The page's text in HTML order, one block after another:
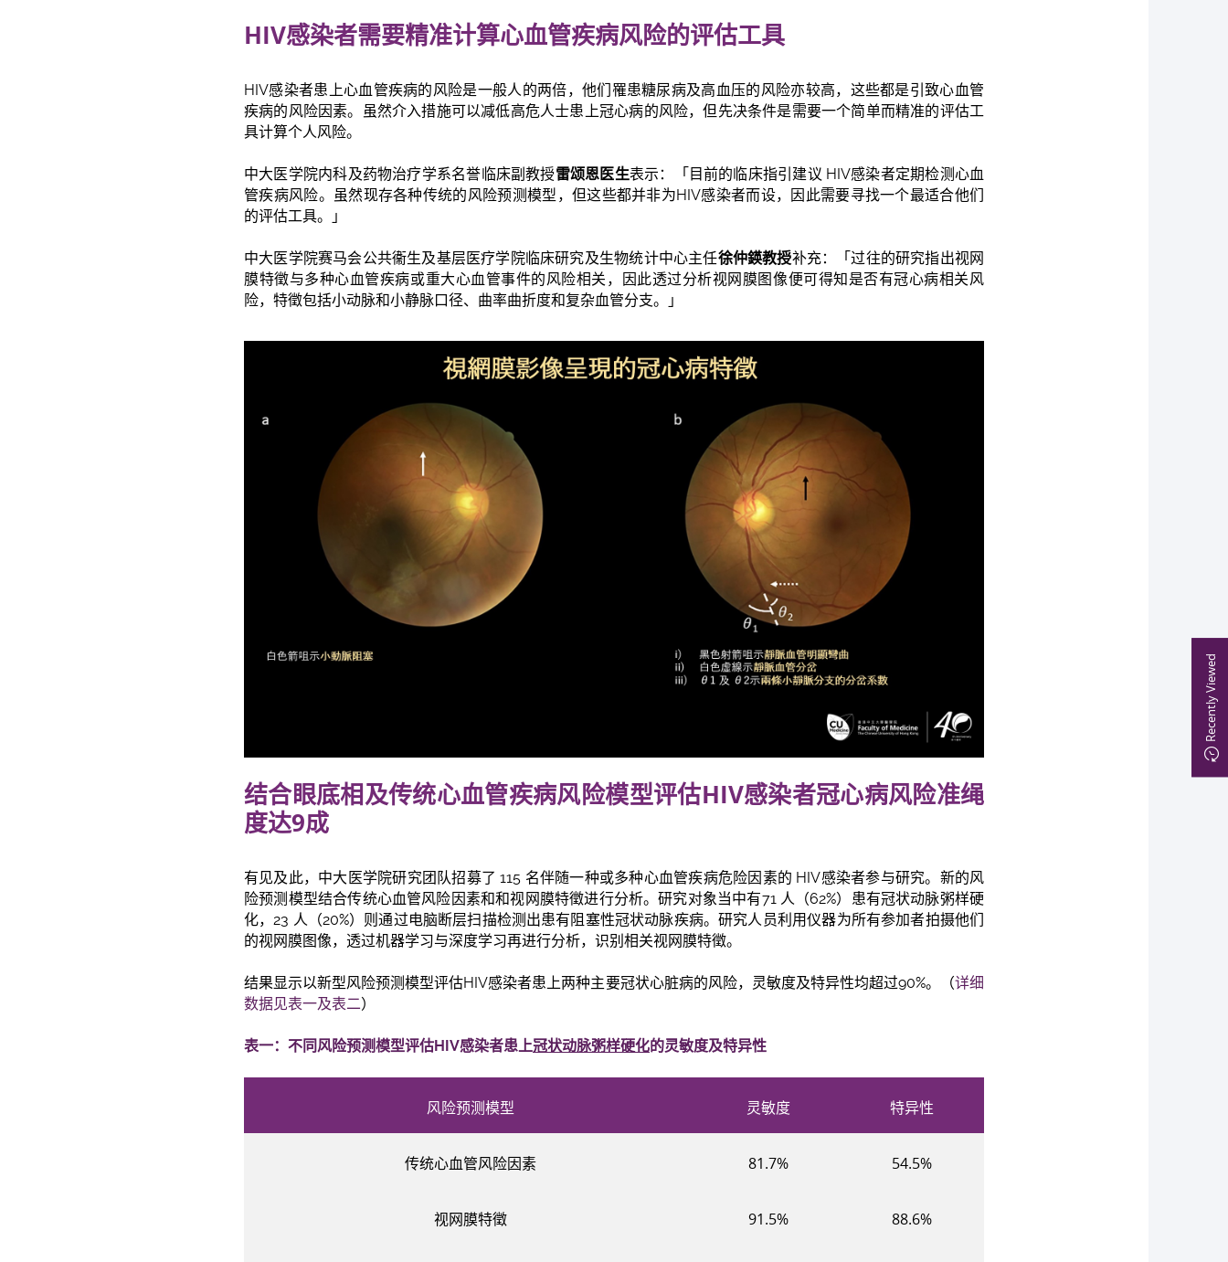
Recently Viewed
HIV感染者需要精准计算心血管疾病风险的评估工具
HIV感染者患上心血管疾病的风险是一般人的两倍，他们罹患糖尿病及高血压的风险亦较高，这些都是引致心血管
疾病的风险因素。虽然介入措施可以减低高危人士患上冠心病的风险，但先决条件是需要一个简单而精准的评估工
具计算个人风险。
中大医学院内科及药物治疗学系名誉临床副教授雷颂恩医生表示：「目前的临床指引建议 HIV感染者定期检测心血
管疾病风险。虽然现存各种传统的风险预测模型，但这些都并非为HIV感染者而设，因此需要寻找一个最适合他们
的评估工具。」
中大医学院赛马会公共衞生及基层医疗学院临床研究及生物统计中心主任徐仲鍈教授补充：「过往的研究指出视网
膜特徵与多种心血管疾病或重大心血管事件的风险相关，因此透过分析视网膜图像便可得知是否有冠心病相关风
险，特徵包括小动脉和小静脉口径、曲率曲折度和复杂血管分支。」
结合眼底相及传统心血管疾病风险模型评估HIV感染者冠心病风险准绳
度达9成
有见及此，中大医学院研究团队招募了 115 名伴随一种或多种心血管疾病危险因素的 HIV感染者参与研究。新的风
险预测模型结合传统心血管风险因素和和视网膜特徵进行分析。研究对象当中有71 人（62%）患有冠状动脉粥样硬
化，23 人（20%）则通过电脑断层扫描检测出患有阻塞性冠状动脉疾病。研究人员利用仪器为所有参加者拍摄他们
的视网膜图像，透过机器学习与深度学习再进行分析，识别相关视网膜特徵。
结果显示以新型风险预测模型评估HIV感染者患上两种主要冠状心脏病的风险，灵敏度及特异性均超过90%。（详细
数据见表一及表二）
表一：不同风险预测模型评估HIV感染者患上冠状动脉粥样硬化的灵敏度及特异性
风险预测模型 灵敏度 特异性
传统心血管风险因素 81.7% 54.5%
视网膜特徵 91.5% 88.6%